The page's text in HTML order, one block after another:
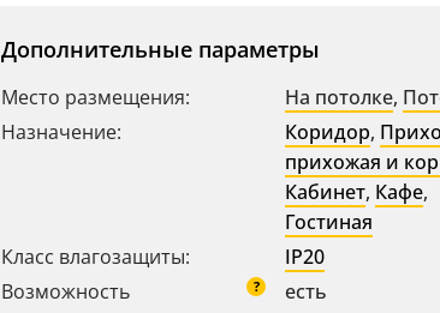
Дополнительные параметры
Место размещения: На потолке,
Назначение:
Коридор,
прихожая и
Кабинет, Кафе,
Гостиная
Класс влагозащиты:
IP20
Возможность
? есть